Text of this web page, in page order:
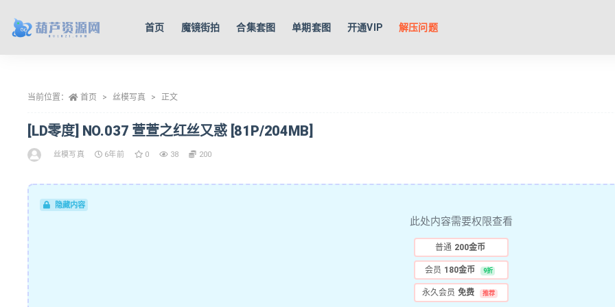
首页 魔镜街拍 合集套图 单期套图 开通VIP 解压问题
当前位置： 首页 丝模写真 正文
[LD零度] NO.037 萱萱之红丝又惑 [81P/204MB]
丝模写真 6年前 0 38 200
隐藏内容
此处内容需要权限查看
普通 200金币
会员 180金币 9折
永久会员 免费 推荐
全部